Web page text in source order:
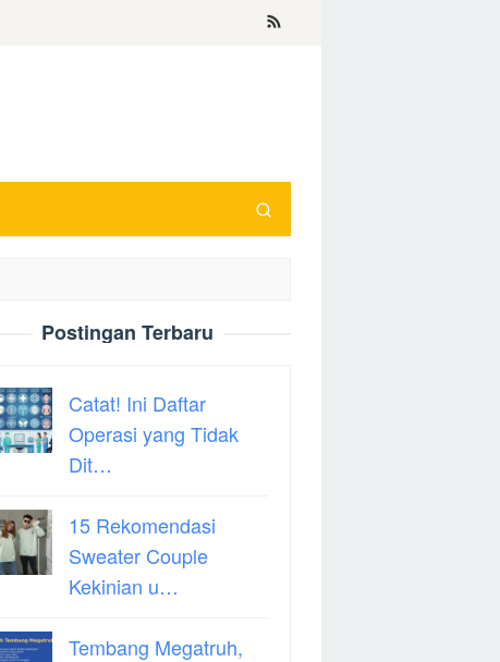
Postingan Terbaru
Catat! Ini Daftar
Operasi yang Tidak
Dit…
15 Rekomendasi
Sweater Couple
Kekinian u…
Tembang Megatruh,